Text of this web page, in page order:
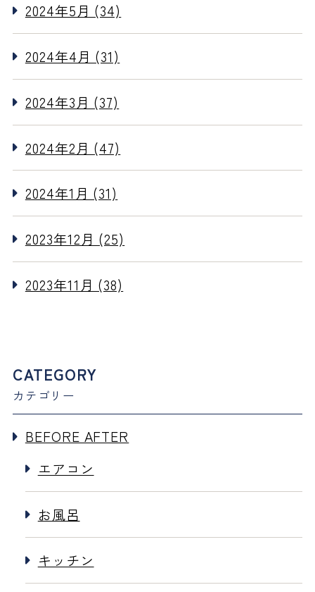
2024年5月 (34)
2024年4月 (31)
2024年3月 (37)
2024年2月 (47)
2024年1月 (31)
2023年12月 (25)
2023年11月 (38)
CATEGORY
カテゴリー
BEFORE AFTER
エアコン
お風呂
キッチン